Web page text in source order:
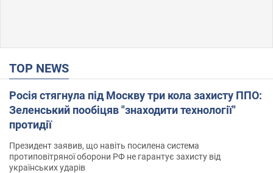
TOP NEWS
Росія стягнула під Москву три кола захисту ППО:
Зеленський пообіцяв "знаходити технології"
протидії
Президент заявив, що навіть посилена система
протиповітряної оборони РФ не гарантує захисту від
українських ударів